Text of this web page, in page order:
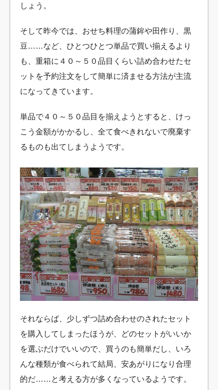
しょう。
そして昨今では、おせち料理の蒲鉾や田作り、黒
豆……など、ひとつひとつ単品で買い揃えるより
も、重箱に４０～５０品目くらい詰め合わせたセ
ットを予約注文をして簡単に済ませる方法が主流
になってきています。
単品で４０～５０品目を揃えようとすると、けっ
こう金額がかかるし、全て食べきれないで廃棄す
るものも出てしまうようです。
それならば、少しずつ詰め合わせのされたセット
を購入してしまったほうが、どのセットがいいか
を選ぶだけでいいので、買うのも簡単だし、いろ
んな種類が食べられて結局、安あがりになり合理
的だ……と考える方が多くなっているようです。